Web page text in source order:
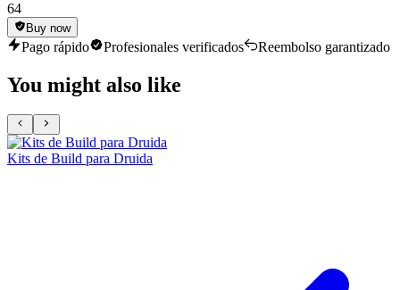
64
Buy now
Pago rápido Profesionales verificados Reembolso garantizado
You might also like
Kits de Build para Druida